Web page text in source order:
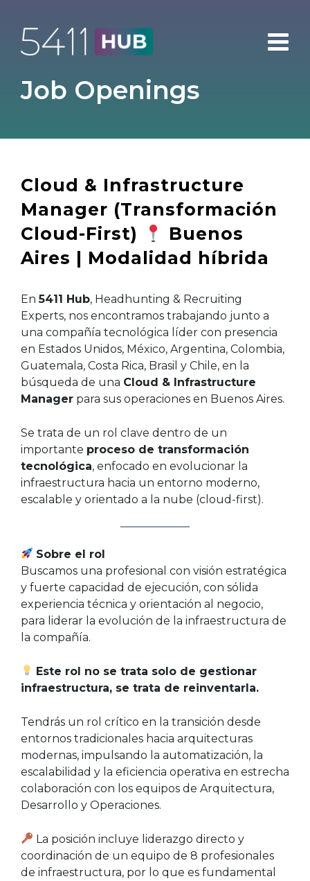
content
Job Openings
Cloud & Infrastructure
Manager (Transformación
Cloud-First)
Buenos
Aires | Modalidad híbrida
En5411 Hub, Headhunting & Recruiting
Experts, nos encontramos trabajando junto a
una compañía tecnológica líder con presencia
en Estados Unidos, México, Argentina, Colombia,
Guatemala, Costa Rica, Brasil y Chile, en la
búsqueda de una Cloud & Infrastructure
Manager para sus operaciones en Buenos Aires.
Se trata de un rol clave dentro de un
importante proceso de transformación
tecnológica, enfocado en evolucionar la
infraestructura hacia un entorno moderno,
escalable y orientado a la nube (cloud-first).
Sobre el rol
Buscamos una profesional con visión estratégica
y fuerte capacidad de ejecución, con sólida
experiencia técnica y orientación al negocio,
para liderar la evolución de la infraestructura de
la compañía.
Este rol no se trata solo de gestionar
infraestructura, se trata de reinventarla.
Tendrás un rol crítico en la transición desde
entornos tradicionales hacia arquitecturas
modernas, impulsando la automatización, la
escalabilidad y la eficiencia operativa en estrecha
colaboración con los equipos de Arquitectura,
Desarrollo y Operaciones.
La posición incluye liderazgo directo y
coordinación de un equipo de 8 profesionales
de infraestructura, por lo que es fundamental